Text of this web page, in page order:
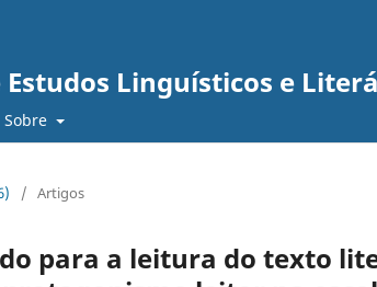
Linguísticos e
Sobre
/ Artigos
para a leitura do texto